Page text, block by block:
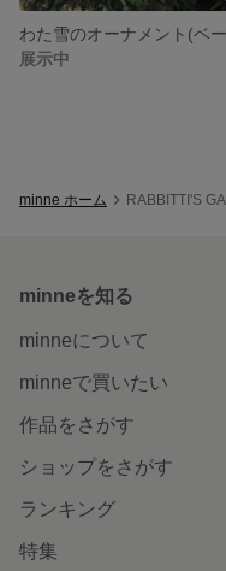
展示中
minne ホーム RABBITTI'S
minneを知る
minneについて
minneで買いたい
作品をさがす
ショップをさがす
ランキング
特集